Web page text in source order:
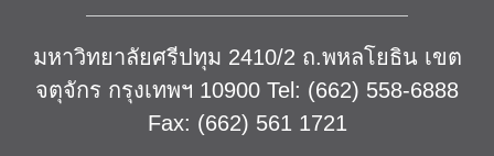
มหาวิทยาลัยศรีปทุม 2410/2 ถ.พหลโยธิน เขต
จตุจักร กรุงเทพฯ 10900 Tel: (662) 558-6888
Fax: (662) 561 1721